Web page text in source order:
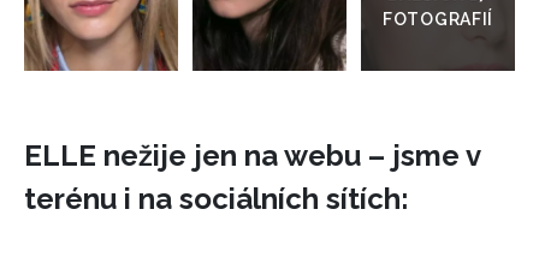
ELLE nežije jen na webu – jsme v
terénu i na sociálních sítích: